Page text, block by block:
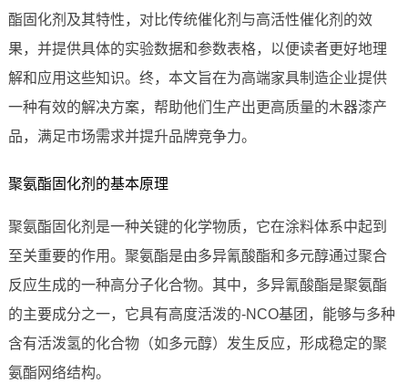
酯固化剂及其特性，对比传统催化剂与高活性催化剂的效
果，并提供具体的实验数据和参数表格，以便读者更好地理
解和应用这些知识。终，本文旨在为高端家具制造企业提供
一种有效的解决方案，帮助他们生产出更高质量的木器漆产
品，满足市场需求并提升品牌竞争力。
聚氨酯固化剂的基本原理
聚氨酯固化剂是一种关键的化学物质，它在涂料体系中起到
至关重要的作用。聚氨酯是由多异氰酸酯和多元醇通过聚合
反应生成的一种高分子化合物。其中，多异氰酸酯是聚氨酯
的主要成分之一，它具有高度活泼的-NCO基团，能够与多种
含有活泼氢的化合物（如多元醇）发生反应，形成稳定的聚
氨酯网络结构。